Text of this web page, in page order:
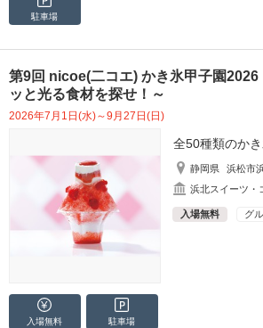
駐車場
第9回 nicoe(二コエ) かき氷甲子園2026
ッと光る食材を探せ！～
2026年7月1日(水)～9月27日(日)
全50種類のか
静岡県
浜松市
浜北スイーツ・
入場無料 グ
入場無料 駐車場